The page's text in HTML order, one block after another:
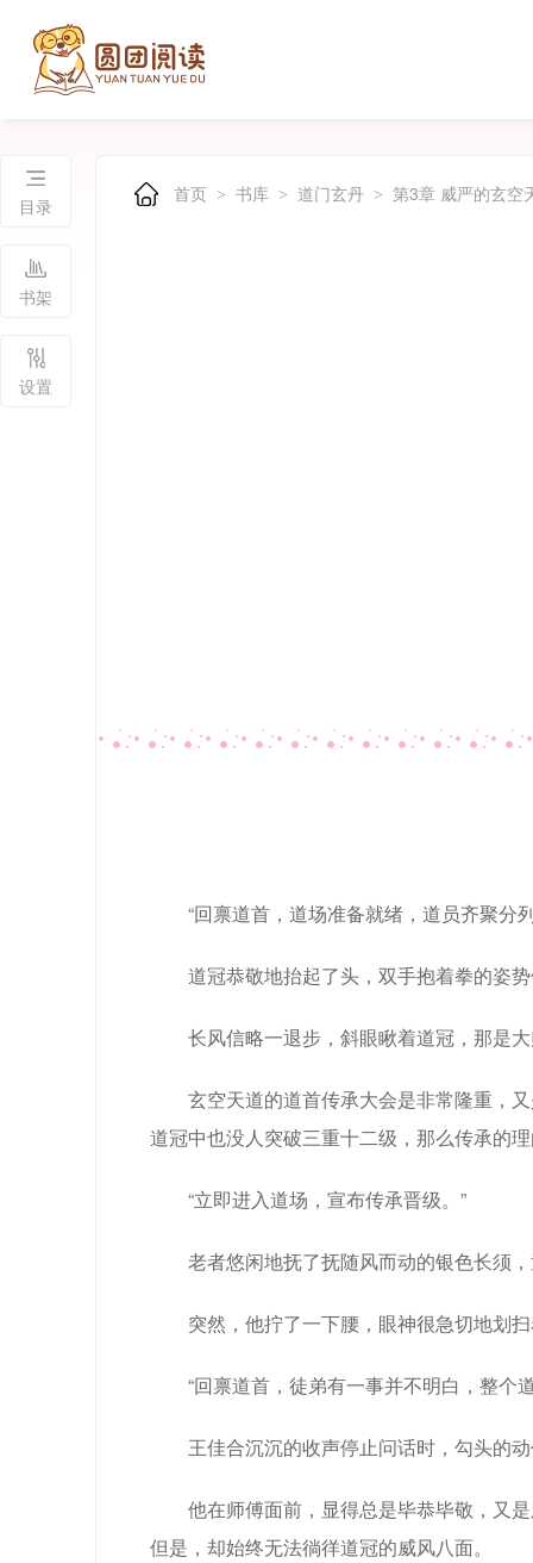
目录
书架
设置
首页 > 书库 > 道门玄丹 > 第3章 威严的玄空
“回禀道首，道场准备就绪，道员齐聚分
道冠恭敬地抬起了头，双手抱着拳的姿
长风信略一退步，斜眼瞅着道冠，那是
玄空天道的道首传承大会是非常隆重，
道冠中也没人突破三重十二级，那么传承的
“立即进入道场，宣布传承晋级。”
老者悠闲地抚了抚随风而动的银色长须
突然，他拧了一下腰，眼神很急切地划
“回禀道首，徒弟有一事并不明白，整个
王佳合沉沉的收声停止问话时，勾头的
他在师傅面前，显得总是毕恭毕敬，又
但是，却始终无法徜徉道冠的威风八面。